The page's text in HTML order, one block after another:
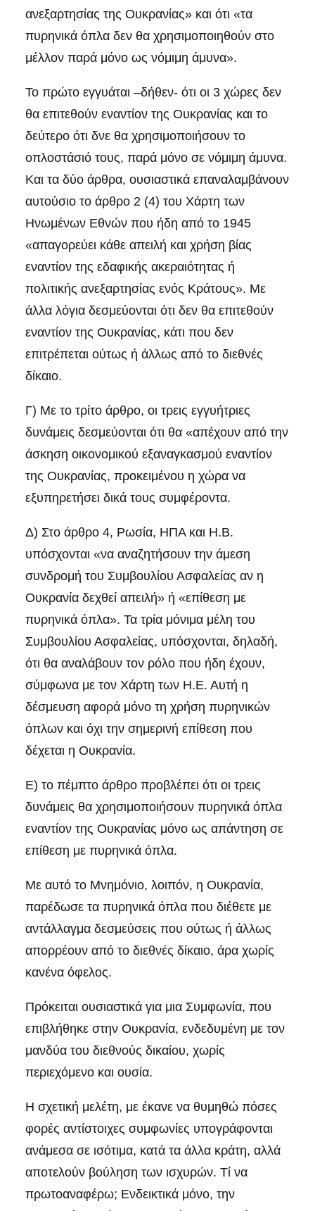
ανεξαρτησίας της Ουκρανίας» και ότι «τα
πυρηνικά όπλα δεν θα χρησιμοποιηθούν στο
μέλλον παρά μόνο ως νόμιμη άμυνα».
Το πρώτο εγγυάται –δήθεν- ότι οι 3 χώρες δεν
θα επιτεθούν εναντίον της Ουκρανίας και το
δεύτερο ότι δνε θα χρησιμοποιήσουν το
οπλοστάσιό τους, παρά μόνο σε νόμιμη άμυνα.
Και τα δύο άρθρα, ουσιαστικά επαναλαμβάνουν
αυτούσιο το άρθρο 2 (4) του Χάρτη των
Ηνωμένων Εθνών που ήδη από το 1945
«απαγορεύει κάθε απειλή και χρήση βίας
εναντίον της εδαφικής ακεραιότητας ή
πολιτικής ανεξαρτησίας ενός Κράτους». Με
άλλα λόγια δεσμεύονται ότι δεν θα επιτεθούν
εναντίον της Ουκρανίας, κάτι που δεν
επιτρέπεται ούτως ή άλλως από το διεθνές
δίκαιο.
Γ) Με το τρίτο άρθρο, οι τρεις εγγυήτριες
δυνάμεις δεσμεύονται ότι θα «απέχουν από την
άσκηση οικονομικού εξαναγκασμού εναντίον
της Ουκρανίας, προκειμένου η χώρα να
εξυπηρετήσει δικά τους συμφέροντα.
Δ) Στο άρθρο 4, Ρωσία, ΗΠΑ και Η.Β.
υπόσχονται «να αναζητήσουν την άμεση
συνδρομή του Συμβουλίου Ασφαλείας αν η
Ουκρανία δεχθεί απειλή» ή «επίθεση με
πυρηνικά όπλα». Τα τρία μόνιμα μέλη του
Συμβουλίου Ασφαλείας, υπόσχονται, δηλαδή,
ότι θα αναλάβουν τον ρόλο που ήδη έχουν,
σύμφωνα με τον Χάρτη των Η.Ε. Αυτή η
δέσμευση αφορά μόνο τη χρήση πυρηνικών
όπλων και όχι την σημερινή επίθεση που
δέχεται η Ουκρανία.
Ε) το πέμπτο άρθρο προβλέπει ότι οι τρεις
δυνάμεις θα χρησιμοποιήσουν πυρηνικά όπλα
εναντίον της Ουκρανίας μόνο ως απάντηση σε
επίθεση με πυρηνικά όπλα.
Με αυτό το Μνημόνιο, λοιπόν, η Ουκρανία,
παρέδωσε τα πυρηνικά όπλα που διέθετε με
αντάλλαγμα δεσμεύσεις που ούτως ή άλλως
απορρέουν από το διεθνές δίκαιο, άρα χωρίς
κανένα όφελος.
Πρόκειται ουσιαστικά για μια Συμφωνία, που
επιβλήθηκε στην Ουκρανία, ενδεδυμένη με τον
μανδύα του διεθνούς δικαίου, χωρίς
περιεχόμενο και ουσία.
Η σχετική μελέτη, με έκανε να θυμηθώ πόσες
φορές αντίστοιχες συμφωνίες υπογράφονται
ανάμεσα σε ισότιμα, κατά τα άλλα κράτη, αλλά
αποτελούν βούληση των ισχυρών. Τί να
πρωτοαναφέρω; Ενδεικτικά μόνο, την